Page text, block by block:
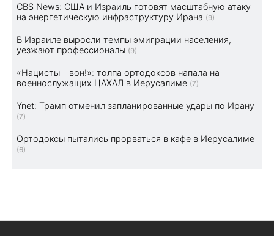
CBS News: США и Израиль готовят масштабную атаку
на энергетическую инфраструктуру Ирана (9)
В Израиле выросли темпы эмиграции населения,
уезжают профессионалы (9)
«Нацисты - вон!»: толпа ортодоксов напала на
военнослужащих ЦАХАЛ в Иерусалиме (7)
Ynet: Трамп отменил запланированные удары по Ирану
(7)
Ортодоксы пытались прорваться в кафе в Иерусалиме
(6)